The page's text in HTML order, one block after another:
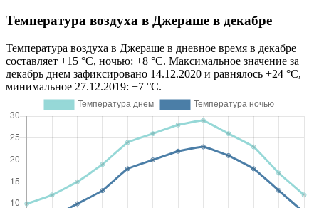
Температура воздуха в Джераше в декабре
Температура воздуха в Джераше в дневное время в декабре
составляет +15 °C, ночью: +8 °C. Максимальное значение за
декабрь днем зафиксировано 14.12.2020 и равнялось +24 °C,
минимальное 27.12.2019: +7 °C.